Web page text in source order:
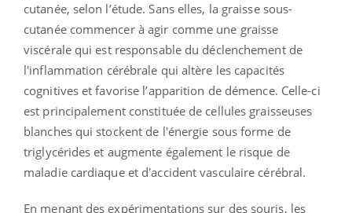
cutanée, selon l’étude. Sans elles, la graisse sous-
cutanée commencer à agir comme une graisse
viscérale qui est responsable du déclenchement de
l'inflammation cérébrale qui altère les capacités
cognitives et favorise l’apparition de démence. Celle-ci
est principalement constituée de cellules graisseuses
blanches qui stockent de l'énergie sous forme de
triglycérides et augmente également le risque de
maladie cardiaque et d'accident vasculaire cérébral.
En menant des expérimentations sur des souris, les